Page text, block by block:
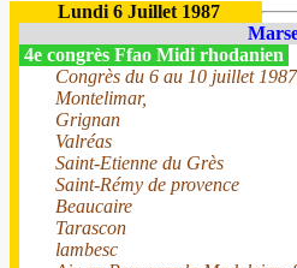
Lundi 6 Juillet 1987
4e congrès Ffao Midi rhodanien
Congrès du 6 au 10 juillet
Montelimar,
Grignan
Valréas
Saint-Etienne du Grès
Saint-Rémy de provence
Beaucaire
Tarascon
lambesc